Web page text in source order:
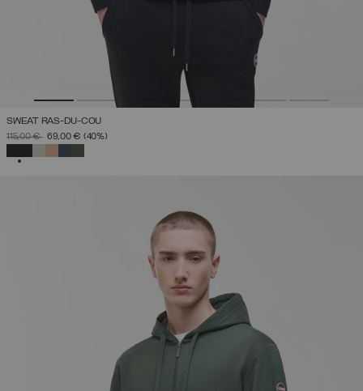
SWEAT RAS-DU-COU
PRIX RÉDUIT DE
115,00 €À69,00 € (40%)